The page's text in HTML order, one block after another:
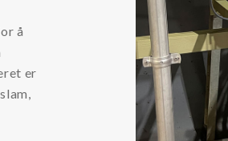
å
er